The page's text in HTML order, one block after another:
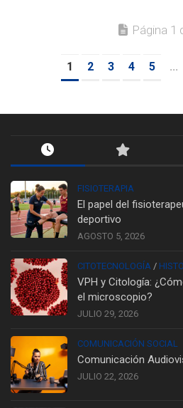
Página 1
1 2 3 4 5 ...
FISIOTERAPIA
El papel del
deportivo
AGOSTO 5, 2026
CITOTECNOLOGÍA /
VPH y Citología:
el microscopio?
JULIO 29, 2026
COMUNICACIÓN SOCIAL
Comunicación
JULIO 22, 2026